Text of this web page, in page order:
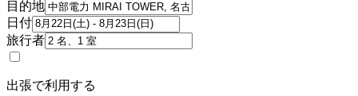
目的地
日付
旅行者
出張で利用する